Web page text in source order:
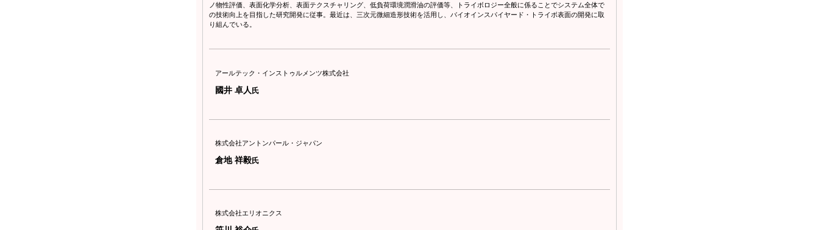
ノ物性評価、表面化学分析、表面テクスチャリング、低負荷環境潤滑油の評価等、トライボロジー全般に係ることでシステム全体で
の技術向上を目指した研究開発に従事。最近は、三次元微細造形技術を活用し、バイオインスパイヤード・トライボ表面の開発に取
り組んでいる。
アールテック・インストゥルメンツ株式会社
國井 卓人 氏
株式会社アントンパール・ジャパン
倉地 祥毅氏
株式会社エリオニクス